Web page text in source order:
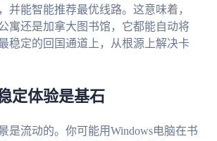
并能智能推荐最优线路。这意味着，
寓还是加拿大图书馆，它都能自动将
稳定的回国通道上，从根源上解决卡
定体验是基石
是流动的。你可能用Windows电脑在书